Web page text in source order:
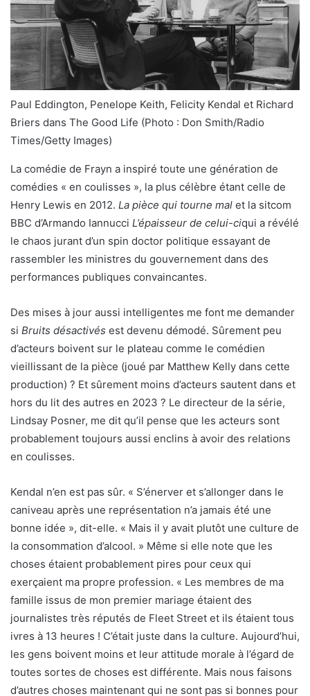
Paul Eddington, Penelope Keith, Felicity Kendal et Richard
Briers dans The Good Life (Photo : Don Smith/Radio
Times/Getty Images)
La comédie de Frayn a inspiré toute une génération de
comédies « en coulisses », la plus célèbre étant celle de
Henry Lewis en 2012. La pièce qui tourne mal et la sitcom
BBC d’Armando Iannucci L’épaisseur de celui-ciqui a révélé
le chaos jurant d’un spin doctor politique essayant de
rassembler les ministres du gouvernement dans des
performances publiques convaincantes.
Des mises à jour aussi intelligentes me font me demander
si Bruits désactivés est devenu démodé. Sûrement peu
d’acteurs boivent sur le plateau comme le comédien
vieillissant de la pièce (joué par Matthew Kelly dans cette
production) ? Et sûrement moins d’acteurs sautent dans et
hors du lit des autres en 2023 ? Le directeur de la série,
Lindsay Posner, me dit qu’il pense que les acteurs sont
probablement toujours aussi enclins à avoir des relations
en coulisses.
Kendal n’en est pas sûr. « S’énerver et s’allonger dans le
caniveau après une représentation n’a jamais été une
bonne idée », dit-elle. « Mais il y avait plutôt une culture de
la consommation d’alcool. » Même si elle note que les
choses étaient probablement pires pour ceux qui
exerçaient ma propre profession. « Les membres de ma
famille issus de mon premier mariage étaient des
journalistes très réputés de Fleet Street et ils étaient tous
ivres à 13 heures ! C’était juste dans la culture. Aujourd’hui,
les gens boivent moins et leur attitude morale à l’égard de
toutes sortes de choses est différente. Mais nous faisons
d’autres choses maintenant qui ne sont pas si bonnes pour